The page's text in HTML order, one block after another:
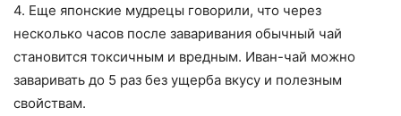
4. Еще японские мудрецы говорили, что через
несколько часов после заваривания обычный чай
становится токсичным и вредным. Иван-чай можно
заваривать до 5 раз без ущерба вкусу и полезным
свойствам.